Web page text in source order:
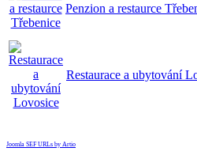
Penzion a restaurce
Restaurace a ubytování
Joomla SEF URLs by Artio